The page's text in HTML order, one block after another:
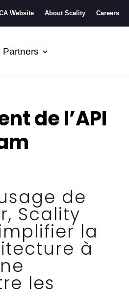
Website About Scality Careers
Partners
de l’API
de
Scality
la
à
les